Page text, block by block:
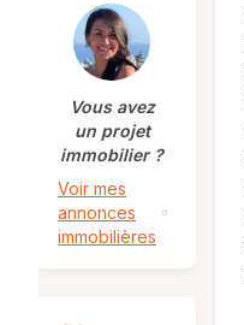
Vous avez
un projet
immobilier ?
Voir mes
annonces
immobilières